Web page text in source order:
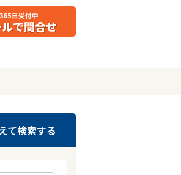
て検索する